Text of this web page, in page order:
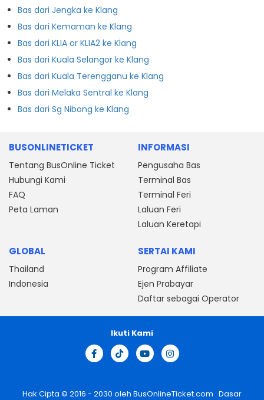
Bas dari Jengka ke Klang
Bas dari Kemaman ke Klang
Bas dari KLIA or KLIA2 ke Klang
Bas dari Kuala Selangor ke Klang
Bas dari Kuala Terengganu ke Klang
Bas dari Melaka Sentral ke Klang
Bas dari Sg Nibong ke Klang
BUSONLINETICKET
Tentang BusOnline Ticket
Hubungi Kami
FAQ
Peta Laman
INFORMASI
Pengusaha Bas
Terminal Bas
Terminal Feri
Laluan Feri
Laluan Keretapi
GLOBAL
Thailand
Indonesia
SERTAI KAMI
Program Affiliate
Ejen Prabayar
Daftar sebagai Operator
Hak Cipta © 2016 - 2030 oleh BusOnlineTicket.com Dasar
Ikuti Kami